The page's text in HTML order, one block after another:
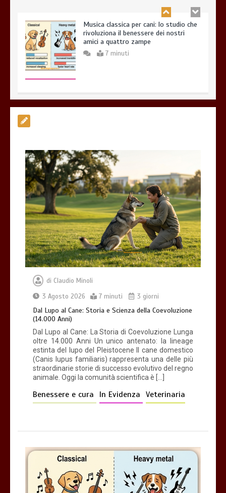
Esistono veramente cani pericolosi?
4 minuti
4 minuti
Dal Lupo al Cane: Storia e Scienza della
Coevoluzione (14.000 Anni)
7 minuti
di Claudio Minoli
3 Agosto 2026
7 minuti 3 giorni
Dal Lupo al Cane: Storia e Scienza della Coevoluzione
(14.000 Anni)
Dal Lupo al Cane: La Storia di Coevoluzione Lunga
oltre 14.000 Anni Un unico antenato: la lineage
estinta del lupo del Pleistocene Il cane domestico
(Canis lupus familiaris) rappresenta una delle più
straordinarie storie di successo evolutivo del regno
animale. Oggi la comunità scientifica è […]
Benessere e cura In Evidenza Veterinaria